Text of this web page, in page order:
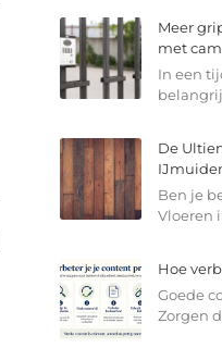
Meer
met
In een
De
Ben je
Vloeren
Hoe
Goede
Zorgen